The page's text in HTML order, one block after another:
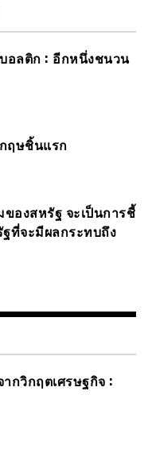
อลติก : อีกหนึ่งชนวน
ฤษชิ้นแรก
ของสหรัฐ จะเป็นการชี้
ที่จะมีผลกระทบถึง
กวิกฤตเศรษฐกิจ :